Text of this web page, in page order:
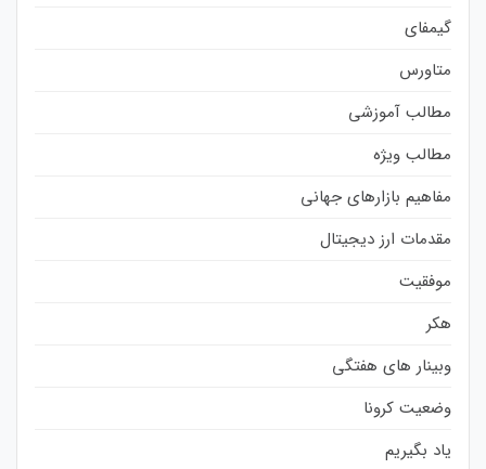
گیمفای
متاورس
مطالب آموزشی
مطالب ویژه
مفاهیم بازارهای جهانی
مقدمات ارز دیجیتال
موفقیت
هکر
وبینار های هفتگی
وضعیت کرونا
یاد بگیریم